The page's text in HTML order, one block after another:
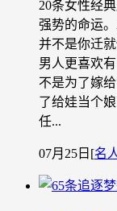
20条女性经
强势的命运
并不是你迁
男人更喜欢
不是为了嫁
了给娃当个
任...
07月25日 [名